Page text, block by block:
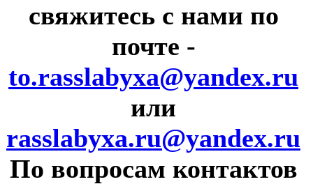
свяжитесь с нами по
почте -
to.rasslabyxa@yandex.ru
или
rasslabyxa.ru@yandex.ru
По вопросам контактов